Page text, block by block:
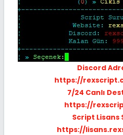
Discord
https://
7/24 Canlı
https://
Script Lisans
https://